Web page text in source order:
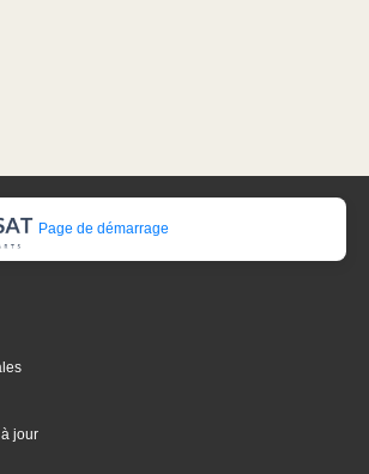
Page de démarrage
jour